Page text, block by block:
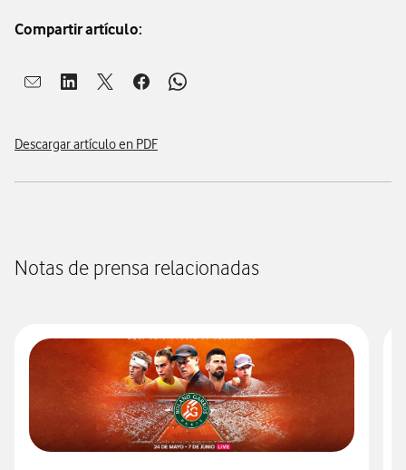
Compartir artículo:
Abrir ventana para compartir en mail
Abrir ventana para compartir en linkedin
Abrir ventana para compartir en twitter
Abrir ventana para compartir en facebook
Abrir ventana para compartir en
Descargar artículo en PDF
Notas de prensa relacionadas